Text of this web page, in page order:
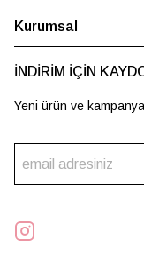
Kurumsal
İNDİRİM İÇİN
Yeni ürün ve